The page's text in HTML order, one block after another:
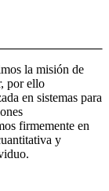
la misión de
por ello
en sistemas para
firmemente en
y